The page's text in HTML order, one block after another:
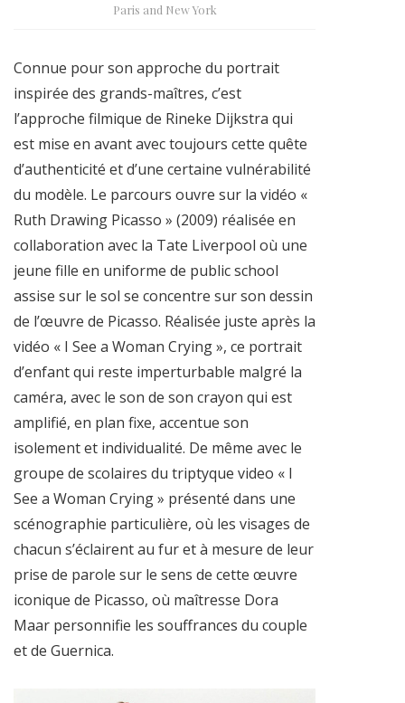
Paris and New York
Connue pour son approche du portrait
inspirée des grands-maîtres, c’est
l’approche filmique de Rineke Dijkstra qui
est mise en avant avec toujours cette quête
d’authenticité et d’une certaine vulnérabilité
du modèle. Le parcours ouvre sur la vidéo «
Ruth Drawing Picasso » (2009) réalisée en
collaboration avec la Tate Liverpool où une
jeune fille en uniforme de public school
assise sur le sol se concentre sur son dessin
de l’œuvre de Picasso. Réalisée juste après la
vidéo « I See a Woman Crying », ce portrait
d’enfant qui reste imperturbable malgré la
caméra, avec le son de son crayon qui est
amplifié, en plan fixe, accentue son
isolement et individualité. De même avec le
groupe de scolaires du triptyque video « I
See a Woman Crying » présenté dans une
scénographie particulière, où les visages de
chacun s’éclairent au fur et à mesure de leur
prise de parole sur le sens de cette œuvre
iconique de Picasso, où maîtresse Dora
Maar personnifie les souffrances du couple
et de Guernica.